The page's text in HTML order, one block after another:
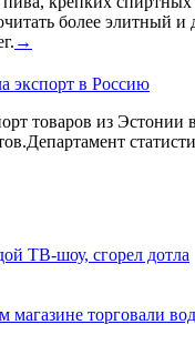
более элитный и
→
экспорт в Россию
товаров из Эстонии
ТВ-шоу, сгорел дотла
магазине торговали